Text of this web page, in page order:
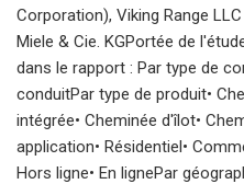
Corporation), Viking Range
Miele & Cie. KGPortée de
dans le rapport : Par type de
conduitPar type de produit•
intégrée• Cheminée d'îlot•
application• Résidentiel•
Hors ligne• En lignePar